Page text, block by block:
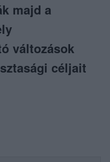
majd a
változások
céljait